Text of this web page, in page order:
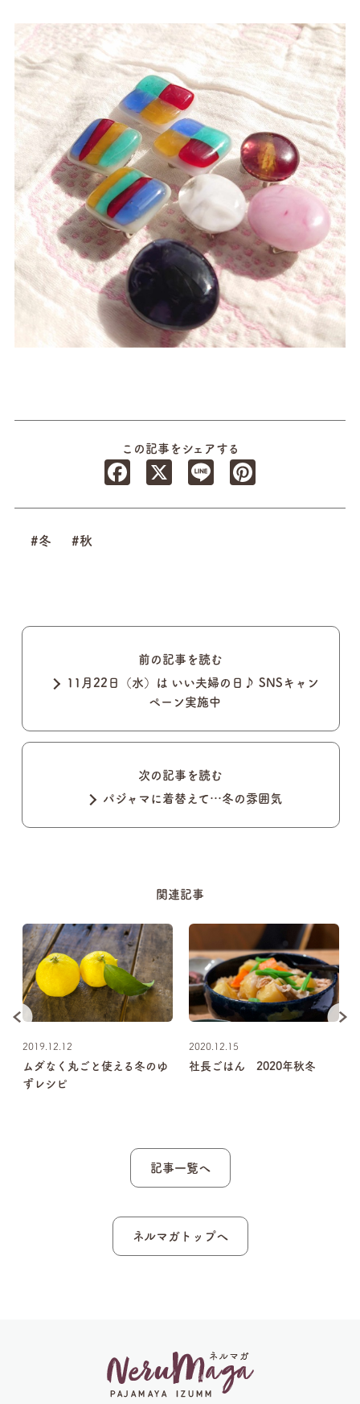
この記事をシェアする
Facebook
Line
#冬 #秋
前の記事を読む
11月22日（水）は いい夫婦の日♪ SNSキャン
ペーン実施中
次の記事を読む
パジャマに着替えて…冬の雰囲気
関連記事
2019.12.12
ムダなく丸ごと使える冬のゆ
ずレシピ
2020.12.15
社長ごはん 2020年秋冬
記事一覧へ
ネルマガトップへ